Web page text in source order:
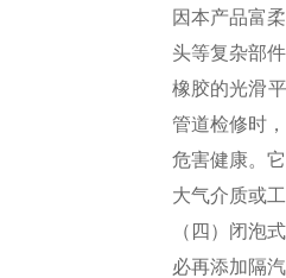
因本产品富
头等复杂部
橡胶的光滑
管道检修时
危害健康。
大气介质或
（四）闭泡
必再添加隔